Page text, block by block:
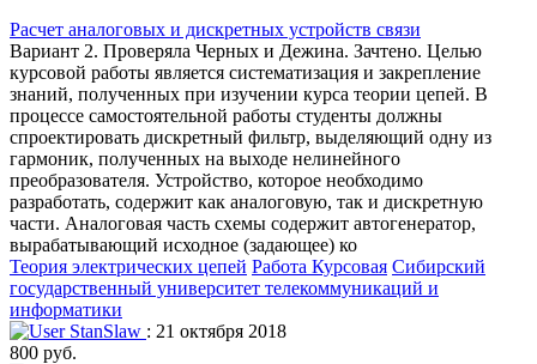
Расчет аналоговых и дискретных устройств связи
Вариант 2. Проверяла Черных и Дежина. Зачтено. Целью
курсовой работы является систематизация и закрепление
знаний, полученных при изучении курса теории цепей. В
процессе самостоятельной работы студенты должны
спроектировать дискретный фильтр, выделяющий одну из
гармоник, полученных на выходе нелинейного
преобразователя. Устройство, которое необходимо
разработать, содержит как аналоговую, так и дискретную
части. Аналоговая часть схемы содержит автогенератор,
вырабатывающий исходное (задающее) ко
Теория электрических цепей Работа Курсовая Сибирский
государственный университет телекоммуникаций и
информатики
StanSlaw : 21 октября 2018
800 руб.